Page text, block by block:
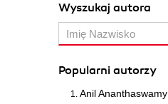
Wyszukaj autora
Popularni autorzy
Anil Ananthaswamy